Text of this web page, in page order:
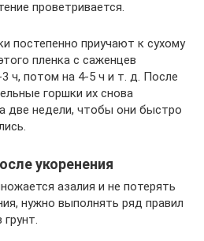
проветривается.
постепенно приучают к сухому
пленка с саженцев
ч, потом на 4-5 ч и т. д. После
горшки их снова
две недели, чтобы они быстро
укоренения
азалия и не потерять
нужно выполнять ряд правил